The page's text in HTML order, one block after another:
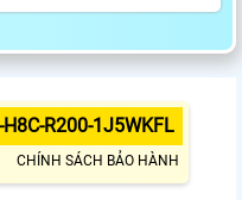
R200-1J5WKFL
CHÍNH SÁCH BẢO HÀNH